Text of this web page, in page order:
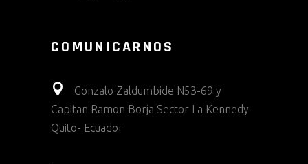
COMUNICARNOS
Gonzalo Zaldumbide N53-69 y
Capitan Ramon Borja Sector La Kennedy
Quito- Ecuador